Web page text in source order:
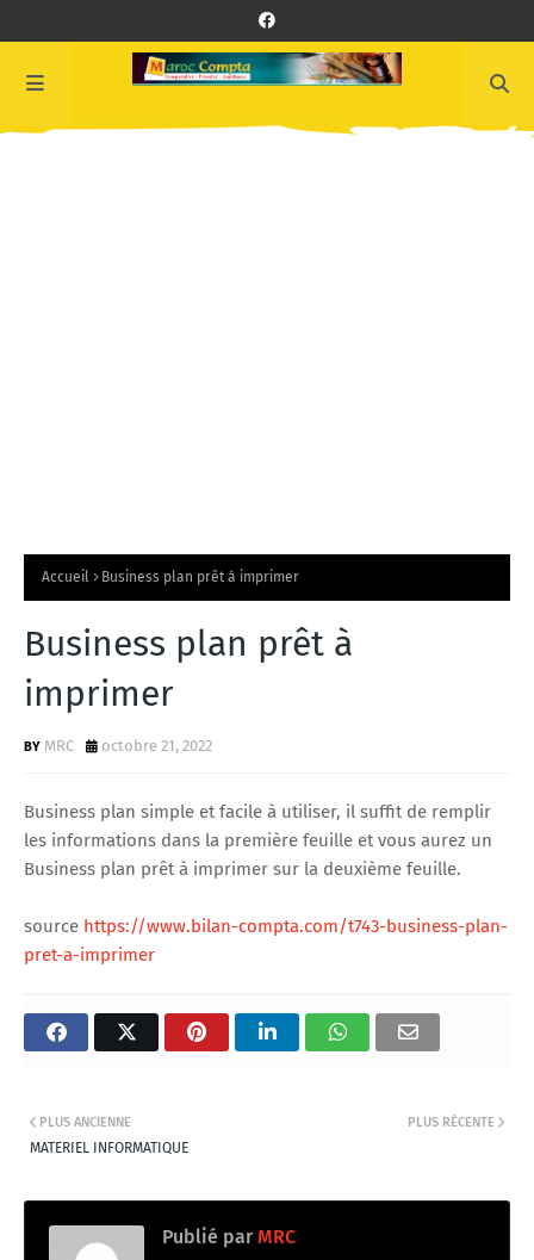
Accueil Business plan prêt à imprimer
Business plan prêt à
imprimer
MRC octobre 21, 2022
Business plan simple et facile à utiliser, il suffit de remplir
les informations dans la première feuille et vous aurez un
Business plan prêt à imprimer sur la deuxième feuille.
source https://www.bilan-compta.com/t743-business-plan-
pret-a-imprimer
PLUS RÉCENTE
PLUS ANCIENNE
MATERIEL INFORMATIQUE
Publié par MRC